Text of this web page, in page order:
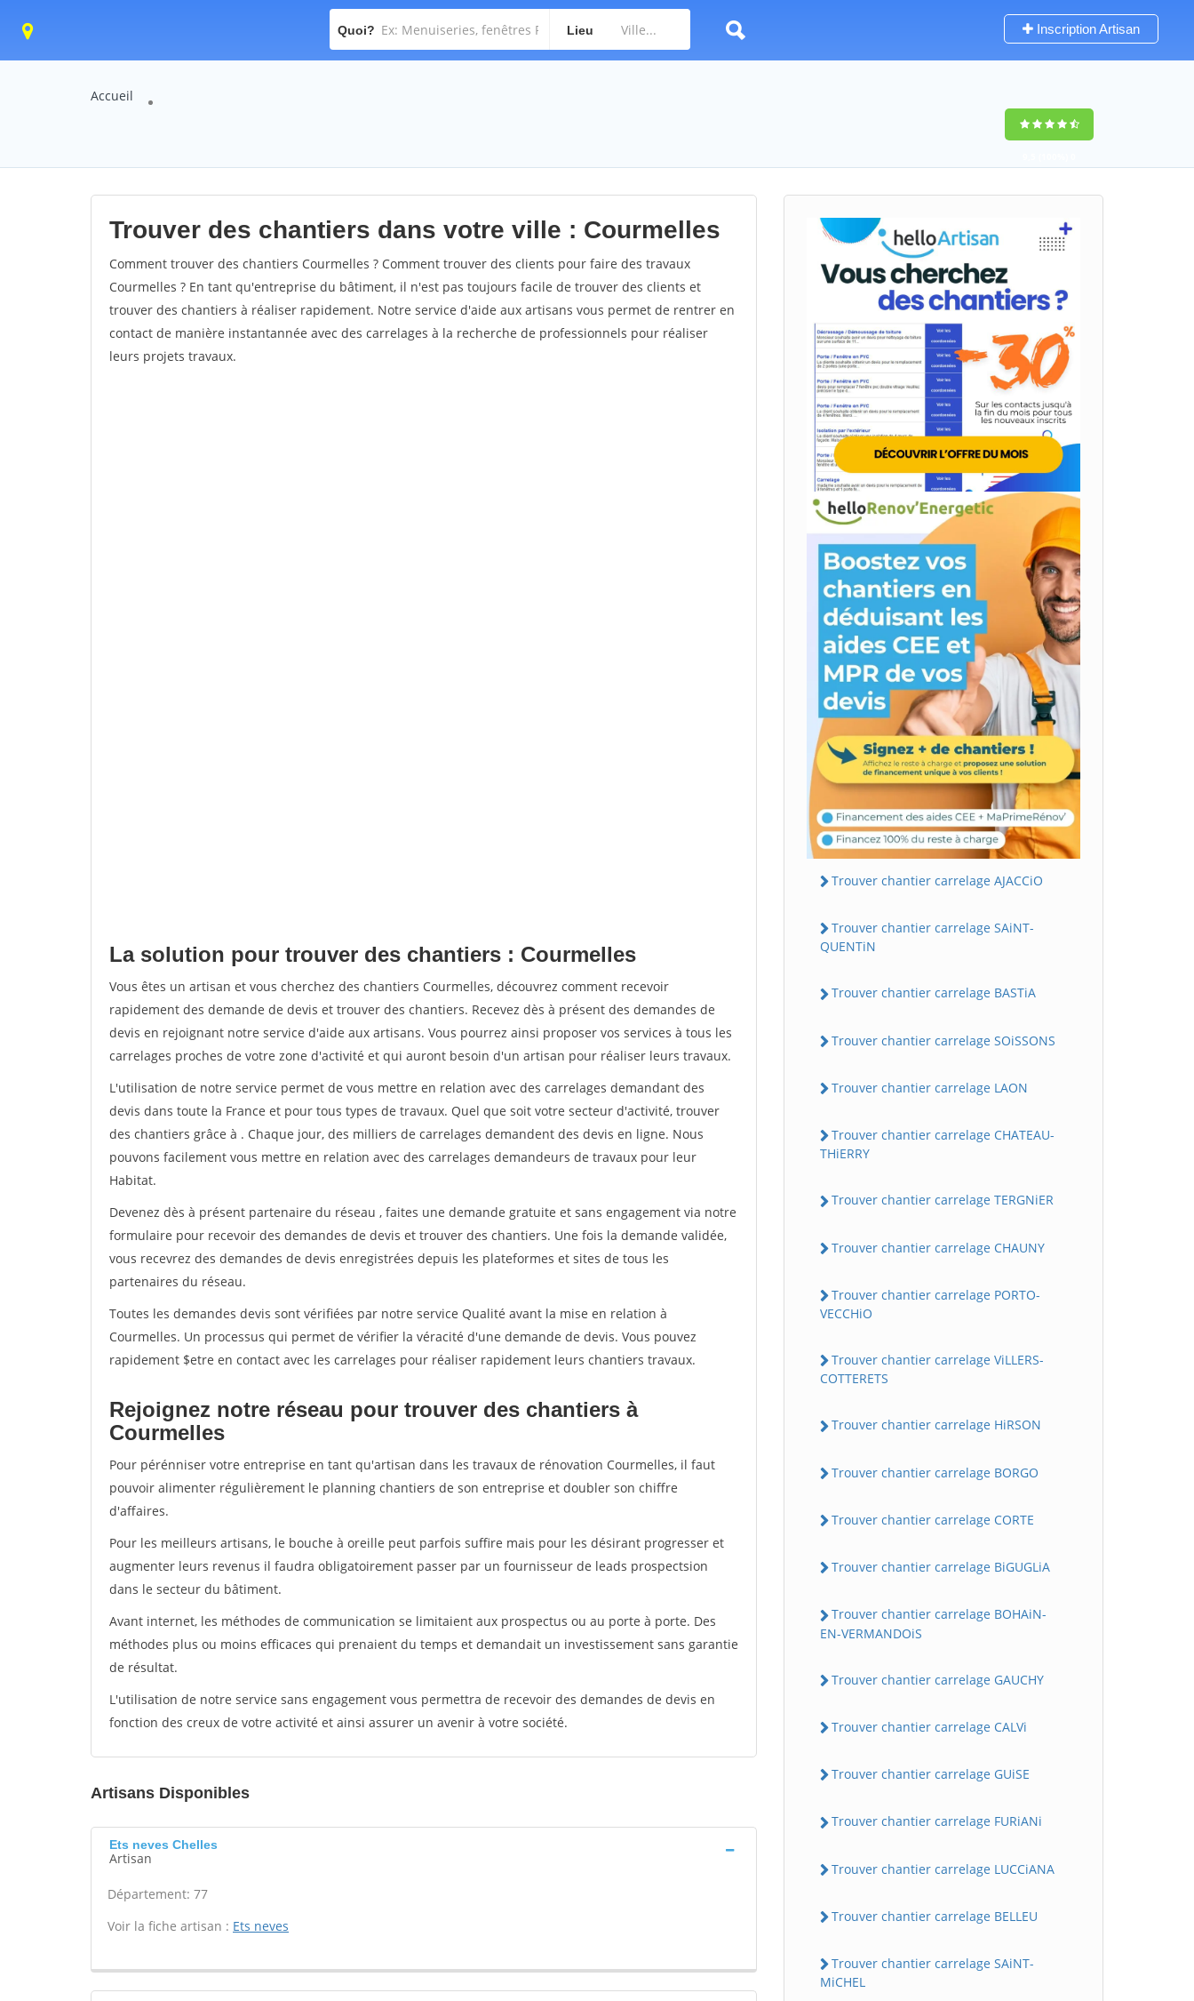
Quoi? Lieu Inscription Artisan
Accueil
Trouver des chantiers dans votre ville : Courmelles
Comment trouver des chantiers Courmelles ? Comment trouver des clients pour faire des travaux
Courmelles ? En tant qu'entreprise du bâtiment, il n'est pas toujours facile de trouver des clients et
trouver des chantiers à réaliser rapidement. Notre service d'aide aux artisans vous permet de rentrer en
contact de manière instantannée avec des carrelages à la recherche de professionnels pour réaliser
leurs projets travaux.
La solution pour trouver des chantiers : Courmelles
Vous êtes un artisan et vous cherchez des chantiers Courmelles, découvrez comment recevoir
rapidement des demande de devis et trouver des chantiers. Recevez dès à présent des demandes de
devis en rejoignant notre service d'aide aux artisans. Vous pourrez ainsi proposer vos services à tous les
carrelages proches de votre zone d'activité et qui auront besoin d'un artisan pour réaliser leurs travaux.
L'utilisation de notre service permet de vous mettre en relation avec des carrelages demandant des
devis dans toute la France et pour tous types de travaux. Quel que soit votre secteur d'activité, trouver
des chantiers grâce à . Chaque jour, des milliers de carrelages demandent des devis en ligne. Nous
pouvons facilement vous mettre en relation avec des carrelages demandeurs de travaux pour leur
Habitat.
Devenez dès à présent partenaire du réseau , faites une demande gratuite et sans engagement via notre
formulaire pour recevoir des demandes de devis et trouver des chantiers. Une fois la demande validée,
vous recevrez des demandes de devis enregistrées depuis les plateformes et sites de tous les
partenaires du réseau.
Toutes les demandes devis sont vérifiées par notre service Qualité avant la mise en relation à
Courmelles. Un processus qui permet de vérifier la véracité d'une demande de devis. Vous pouvez
rapidement $etre en contact avec les carrelages pour réaliser rapidement leurs chantiers travaux.
Rejoignez notre réseau pour trouver des chantiers à
Courmelles
Pour pérénniser votre entreprise en tant qu'artisan dans les travaux de rénovation Courmelles, il faut
pouvoir alimenter régulièrement le planning chantiers de son entreprise et doubler son chiffre
d'affaires.
Pour les meilleurs artisans, le bouche à oreille peut parfois suffire mais pour les désirant progresser et
augmenter leurs revenus il faudra obligatoirement passer par un fournisseur de leads prospectsion
dans le secteur du bâtiment.
Avant internet, les méthodes de communication se limitaient aux prospectus ou au porte à porte. Des
méthodes plus ou moins efficaces qui prenaient du temps et demandait un investissement sans garantie
de résultat.
L'utilisation de notre service sans engagement vous permettra de recevoir des demandes de devis en
fonction des creux de votre activité et ainsi assurer un avenir à votre société.
Artisans Disponibles
Ets neves Chelles
Artisan
Département: 77
Voir la fiche artisan : Ets neves
Trouver chantier carrelage AJACCiO
Trouver chantier carrelage SAiNT-
QUENTiN
Trouver chantier carrelage BASTiA
Trouver chantier carrelage SOiSSONS
Trouver chantier carrelage LAON
Trouver chantier carrelage CHATEAU-
THiERRY
Trouver chantier carrelage TERGNiER
Trouver chantier carrelage CHAUNY
Trouver chantier carrelage PORTO-
VECCHiO
Trouver chantier carrelage ViLLERS-
COTTERETS
Trouver chantier carrelage HiRSON
Trouver chantier carrelage BORGO
Trouver chantier carrelage CORTE
Trouver chantier carrelage BiGUGLiA
Trouver chantier carrelage BOHAiN-
EN-VERMANDOiS
Trouver chantier carrelage GAUCHY
Trouver chantier carrelage CALVi
Trouver chantier carrelage GUiSE
Trouver chantier carrelage FURiANi
Trouver chantier carrelage LUCCiANA
Trouver chantier carrelage BELLEU
Trouver chantier carrelage SAiNT-
MiCHEL